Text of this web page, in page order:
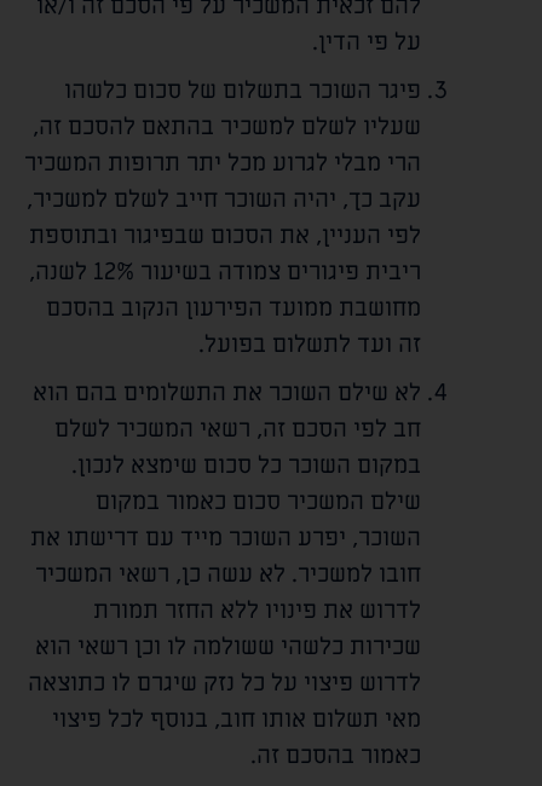
על פי הדין.
פיגר השוכר בתשלום של סכום כלשהו
שעליו לשלם למשכיר בהתאם להסכם זה,
הרי מבלי לגרוע מכל יתר תרופות המשכיר
עקב כך, יהיה השוכר חייב לשלם למשכיר,
לפי העניין, את הסכום שבפיגור ובתוספת
ריבית פיגורים צמודה בשיעור 12% לשנה,
מחושבת ממועד הפירעון הנקוב בהסכם
זה ועד לתשלום בפועל.
לא שילם השוכר את התשלומים בהם הוא
חב לפי הסכם זה, רשאי המשכיר לשלם
במקום השוכר כל סכום שימצא לנכון.
שילם המשכיר סכום כאמור במקום
השוכר, יפרע השוכר מייד עם דרישתו את
חובו למשכיר. לא עשה כן, רשאי המשכיר
לדרוש את פינויו ללא החזר תמורת
שכירות כלשהי ששולמה לו וכן רשאי הוא
לדרוש פיצוי על כל נזק שיגרם לו כתוצאה
מאי תשלום אותו חוב, בנוסף לכל פיצוי
כאמור בהסכם זה.